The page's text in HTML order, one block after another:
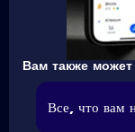
Вам также
Все, что вам